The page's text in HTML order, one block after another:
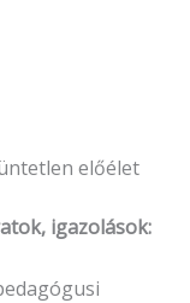
előélet
igazolások: